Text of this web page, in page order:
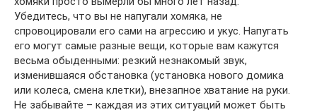
Убедитесь, что вы не напугали хомяка, не
спровоцировали его сами на агрессию и укус. Напугать
его могут самые разные вещи, которые вам кажутся
весьма обыденными: резкий незнакомый звук,
изменившаяся обстановка (установка нового домика
или колеса, смена клетки), внезапное хватание на руки.
Не забывайте – каждая из этих ситуаций может быть